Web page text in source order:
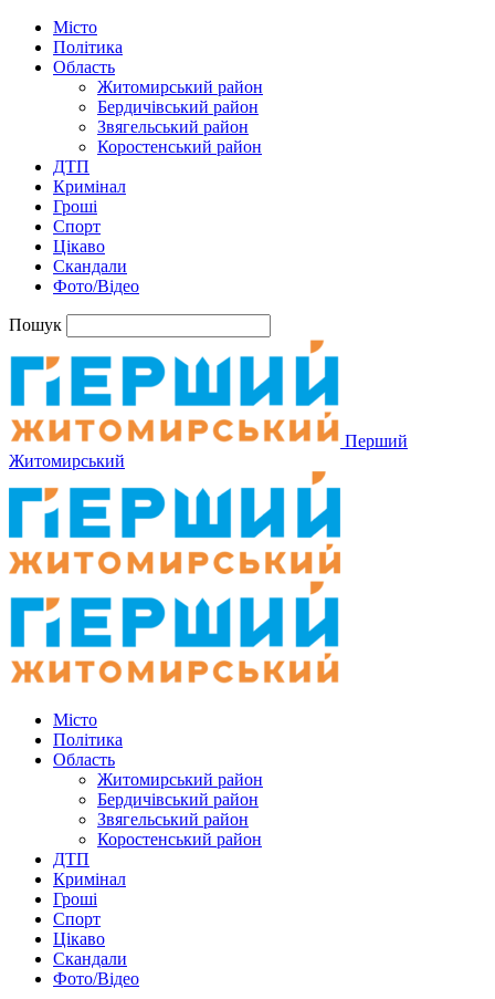
Місто
Політика
Область
Житомирський район
Бердичівський район
Звягельський район
Коростенський район
ДТП
Кримінал
Гроші
Спорт
Цікаво
Скандали
Фото/Відео
Пошук
Перший
Житомирський
Місто
Політика
Область
Житомирський район
Бердичівський район
Звягельський район
Коростенський район
ДТП
Кримінал
Гроші
Спорт
Цікаво
Скандали
Фото/Відео